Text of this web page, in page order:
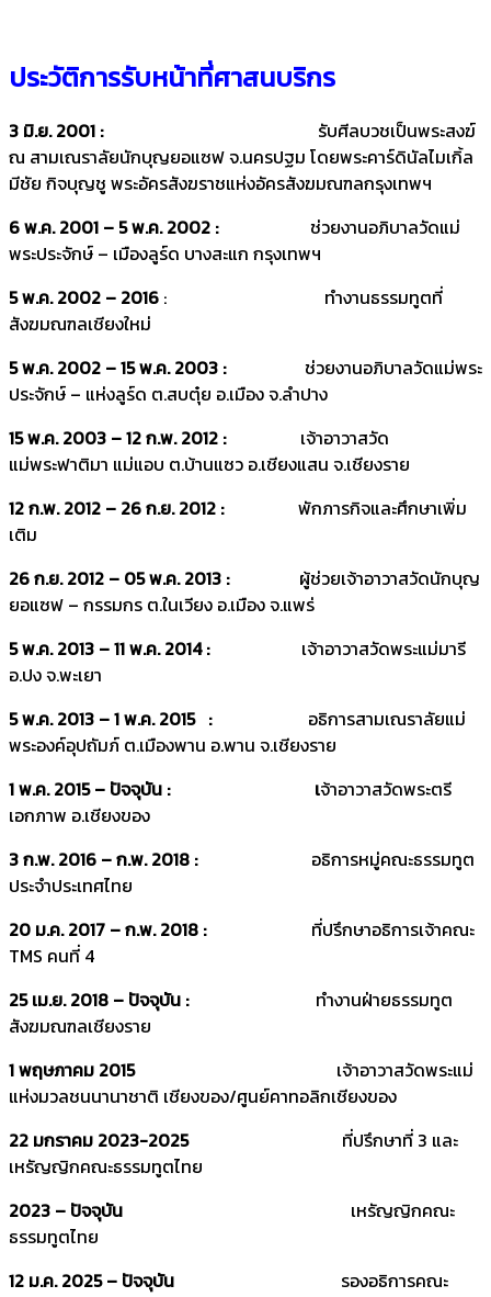
ประวัติการรับหน้าที่ศาสนบริกร
3 มิ.ย. 2001 : รับศีลบวชเป็นพระสงฆ์
ณ สามเณราลัยนักบุญยอแซฟ จ.นครปฐม โดยพระคาร์ดินัลไมเกิ้ล
มีชัย กิจบุญชู พระอัครสังฆราชแห่งอัครสังฆมณฑลกรุงเทพฯ
6 พ.ค. 2001 – 5 พ.ค. 2002 : ช่วยงานอภิบาลวัดแม่
พระประจักษ์ – เมืองลูร์ด บางสะแก กรุงเทพฯ
5 พ.ค. 2002 – 2016 : ทำงานธรรมทูตที่
สังฆมณฑลเชียงใหม่
5 พ.ค. 2002 – 15 พ.ค. 2003 : ช่วยงานอภิบาลวัดแม่พระ
ประจักษ์ – แห่งลูร์ด ต.สบตุ๋ย อ.เมือง จ.ลำปาง
15 พ.ค. 2003 – 12 ก.พ. 2012 : เจ้าอาวาสวัด
แม่พระฟาติมา แม่แอบ ต.บ้านแซว อ.เชียงแสน จ.เชียงราย
12 ก.พ. 2012 – 26 ก.ย. 2012 : พักภารกิจและศึกษาเพิ่ม
เติม
26 ก.ย. 2012 – 05 พ.ค. 2013 : ผู้ช่วยเจ้าอาวาสวัดนักบุญ
ยอแซฟ – กรรมกร ต.ในเวียง อ.เมือง จ.แพร่
5 พ.ค. 2013 – 11 พ.ค. 2014 : เจ้าอาวาสวัดพระแม่มารี
อ.ปง จ.พะเยา
5 พ.ค. 2013 – 1 พ.ค. 2015 : อธิการสามเณราลัยแม่
พระองค์อุปถัมภ์ ต.เมืองพาน อ.พาน จ.เชียงราย
1 พ.ค. 2015 – ปัจจุบัน : เจ้าอาวาสวัดพระตรี
เอกภาพ อ.เชียงของ
3 ก.พ. 2016 – ก.พ. 2018 : อธิการหมู่คณะธรรมทูต
ประจำประเทศไทย
20 ม.ค. 2017 – ก.พ. 2018 : ที่ปรึกษาอธิการเจ้าคณะ
TMS คนที่ 4
25 เม.ย. 2018 – ปัจจุบัน : ทำงานฝ่ายธรรมทูต
สังฆมณฑลเชียงราย
1 พฤษภาคม 2015
เจ้าอาวาสวัดพระแม่
แห่งมวลชนนานาชาติ เชียงของ/ศูนย์คาทอลิกเชียงของ
22 มกราคม 2023-2025
ที่ปรึกษาที่ 3 และ
เหรัญญิกคณะธรรมทูตไทย
2023 – ปัจจุบัน
เหรัญญิกคณะ
ธรรมทูตไทย
12 ม.ค. 2025 – ปัจจุบัน
รองอธิการคณะ